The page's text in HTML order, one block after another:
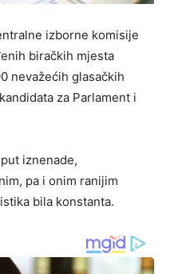
izborne komisije
biračkih mjesta
nevažećih glasačkih
za Parlament i
iznenade,
pa i onim ranijim
bila konstanta.